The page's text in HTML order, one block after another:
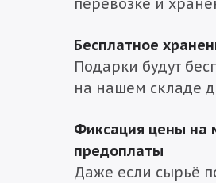
Бесплатное
Подарки будут
на нашем складе
Фиксация цены на
предоплаты
Даже если сырьё